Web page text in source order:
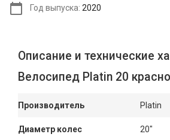
Год выпуска: 2020
Описание и технические
Велосипед Platin 20
Производитель Platin
Диаметр колес 20"